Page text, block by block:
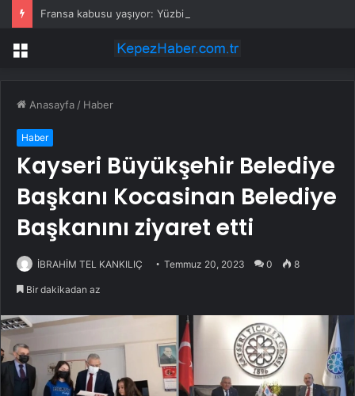
Menü
Anasayfa / Haber
Haber
Kayseri Büyükşehir Belediye
Başkanı Kocasinan Belediye
Başkanını ziyaret etti
İBRAHİM TEL KANKILIÇ Temmuz 20, 2023 0 8
Bir dakikadan az